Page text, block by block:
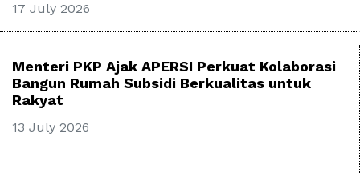
17 July 2026
Menteri PKP Ajak APERSI Perkuat Kolaborasi
Bangun Rumah Subsidi Berkualitas untuk
Rakyat
13 July 2026